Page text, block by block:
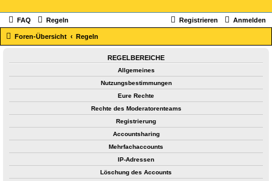
FAQ Regeln Anmelden
Registrieren
Foren-Übersicht Regeln
REGELBEREICHE
Allgemeines
Nutzungsbestimmungen
Eure Rechte
Rechte des Moderatorenteams
Registrierung
Accountsharing
Mehrfachaccounts
IP-Adressen
Löschung des Accounts